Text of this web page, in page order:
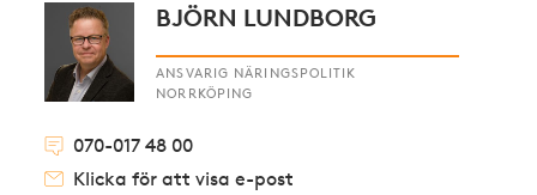
BJÖRN LUNDBORG
ANSVARIG NÄRINGSPOLITIK
NORRKÖPING
070-017 48 00
Klicka för att visa e-post